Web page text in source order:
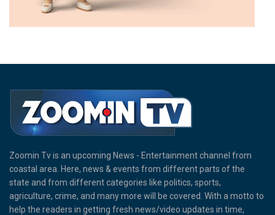
Zoomin Tv is an upcoming News - Entertainment channel from
coastal area. Here, news & events from different parts of the
state and from different categories like politics, sports,
agriculture, crime, and many more will be covered. With a motto to
help the readers in getting fresh news/video updates in time,